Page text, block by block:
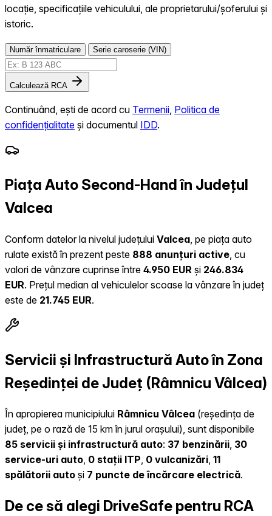
locație, specificațiile vehiculului, ale proprietarului/șoferului și
istoric.
Număr înmatriculare Serie caroserie (VIN)
Calculează RCA
Continuând, ești de acord cu Termenii Politica de
confidențialitate și documentul IDD.
Piața Auto Second-Hand în Județul
Valcea
Conform datelor la nivelul județului Valcea , pe piața auto
rulate există în prezent peste 888 anunțuri active , cu
valori de vânzare cuprinse între 4.950 EUR și 246.834
EUR. Prețul median al vehiculelor scoase la vânzare în județ
este de 21.745 EUR.
Servicii și Infrastructură Auto în Zona
Reședinței de Județ (Râmnicu Vâlcea)
În apropierea municipiului Râmnicu Vâlcea (reședința de
județ, pe o rază de 15 km în jurul orașului), sunt disponibile
85 servicii și infrastructură auto: 37 benzinării, 30
service-uri auto, 0 stații ITP, 0 vulcanizări, 11
spălătorii auto și 7 puncte de încărcare electrică.
De ce să alegi DriveSafe pentru RCA